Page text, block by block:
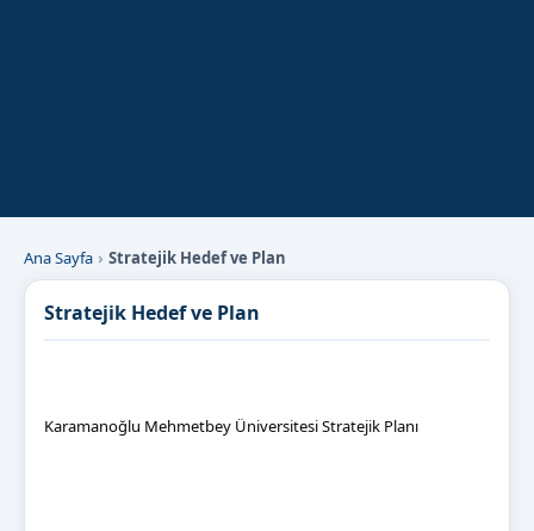
Ana Sayfa Stratejik Hedef ve Plan
Stratejik Hedef ve Plan
Karamanoğlu Mehmetbey Üniversitesi Stratejik Planı